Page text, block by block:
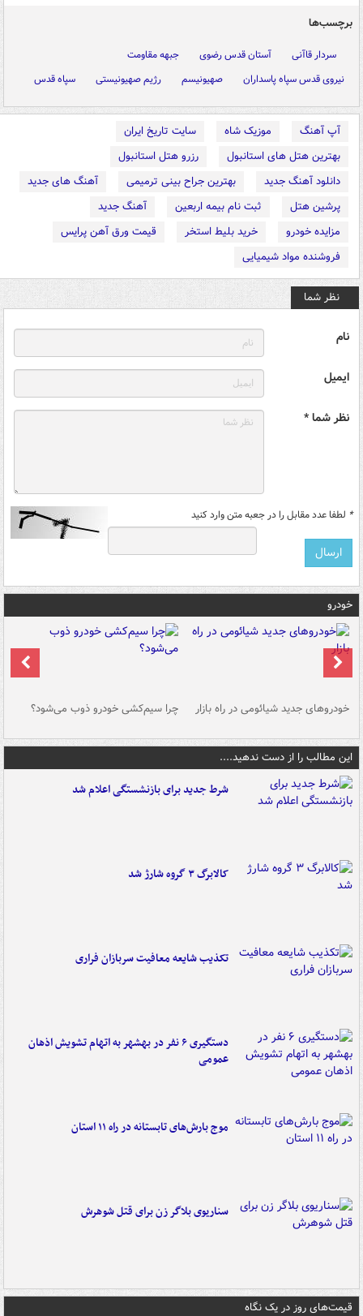
برچسب‌ها
سردار قاآنی آستان قدس رضوی
جبهه مقاومت
نیروی قدس سپاه پاسداران
صهیونیسم رژیم صهیونیستی سپاه قدس
آپ آهنگ موزیک شاه
سایت تاریخ ایران
بهترین هتل های استانبول
رزرو هتل استانبول
دانلود آهنگ جدید
بهترین جراح بینی ترمیمی
آهنگ های جدید
پرشین هتل
ثبت نام بیمه اربعین
آهنگ جدید
مزایده خودرو
خرید بلیط استخر
قیمت ورق آهن پرایس
فروشنده مواد شیمیایی
نظر شما
نام
ایمیل
نظر شما *
* لطفا عدد مقابل را در جعبه متن وارد کنید
خودرو
خودروهای جدید شیائومی در راه بازار چرا سیم‌کشی خودرو ذوب می‌شود؟
این مطالب را از دست ندهید....
شرط جدید برای بازنشستگی اعلام شد
کالابرگ ۳ گروه شارژ شد
تکذیب شایعه معافیت سربازان فراری
دستگیری ۶ نفر در بهشهر به اتهام تشویش اذهان
عمومی
موج بارش‌های تابستانه در راه ۱۱ استان
سناریوی بلاگر زن برای قتل شوهرش
قیمت‌های روز در یک نگاه